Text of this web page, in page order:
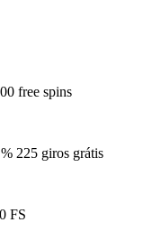
free spins
225 giros grátis
FS